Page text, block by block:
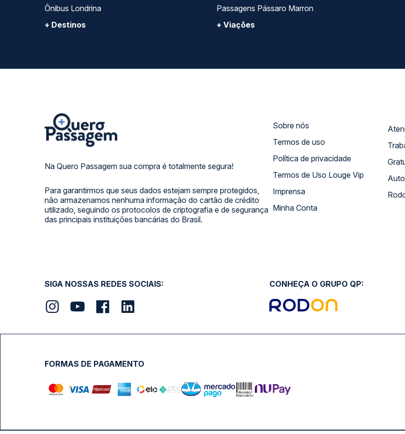
Ônibus Londrina
+ Destinos
Passagens Pássaro Marron
+ Viações
Na Quero Passagem sua compra é totalmente segura!
Para garantirmos que seus dados estejam sempre protegidos,
não armazenamos nenhuma informação do cartão de crédito
utilizado, seguindo os protocolos de criptografia e de segurança
das principais instituições bancárias do Brasil.
Sobre nós
Termos de uso
Política de privacidade
Termos de Uso Louge Vip
Imprensa
Minha Conta
SIGA NOSSAS REDES SOCIAIS: CONHEÇA O GRUPO QP:
FORMAS DE PAGAMENTO